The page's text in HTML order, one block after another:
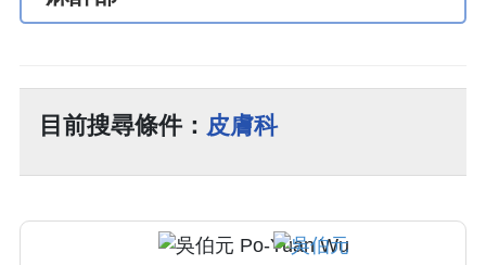
目前搜尋條件： 皮膚科